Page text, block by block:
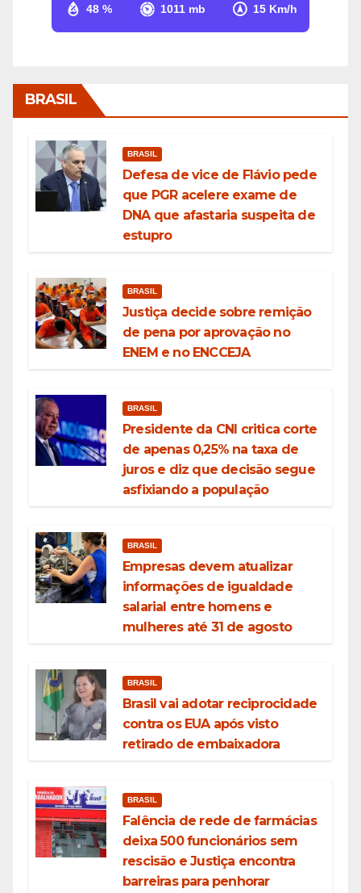
48 % 1011 mb 15 Km/h
BRASIL
BRASIL
Defesa de vice de Flávio pede
que PGR acelere exame de
DNA que afastaria suspeita de
estupro
BRASIL
Justiça decide sobre remição
de pena por aprovação no
ENEM e no ENCCEJA
BRASIL
Presidente da CNI critica corte
de apenas 0,25% na taxa de
juros e diz que decisão segue
asfixiando a população
BRASIL
Empresas devem atualizar
informações de igualdade
salarial entre homens e
mulheres até 31 de agosto
BRASIL
Brasil vai adotar reciprocidade
contra os EUA após visto
retirado de embaixadora
BRASIL
Falência de rede de farmácias
deixa 500 funcionários sem
rescisão e Justiça encontra
barreiras para penhorar